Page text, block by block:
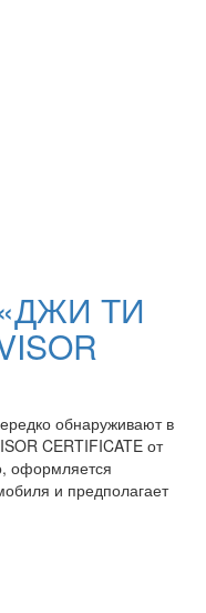
«ДЖИ ТИ
обнаруживают в
CERTIFICATE от
оформляется
и предполагает